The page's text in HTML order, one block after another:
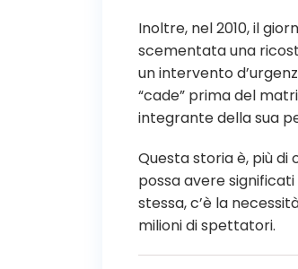
Inoltre, nel 2010, il
scementata una
un intervento
“cade” prima del
integrante della sua
Questa storia è, più
possa avere
stessa, c’è la
milioni di spettatori.